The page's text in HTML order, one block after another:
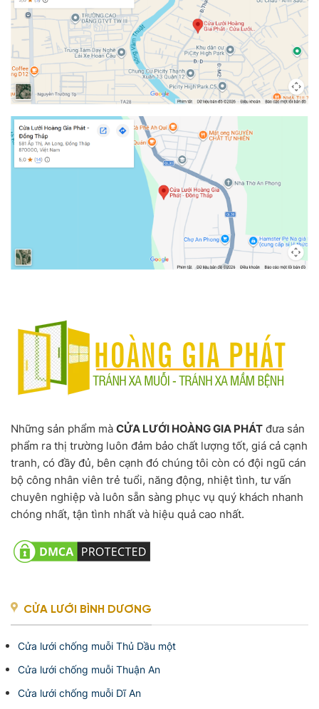
Những sản phẩm mà CỬA LƯỚI HOÀNG GIA PHÁT đưa sản
phẩm ra thị trường luôn đảm bảo chất lượng tốt, giá cả cạnh
tranh, có đầy đủ, bên cạnh đó chúng tôi còn có đội ngũ cán
bộ công nhân viên trẻ tuổi, năng động, nhiệt tình, tư vấn
chuyên nghiệp và luôn sẵn sàng phục vụ quý khách nhanh
chóng nhất, tận tình nhất và hiệu quả cao nhất.
CỬA LƯỚI BÌNH DƯƠNG
Cửa lưới chống muỗi Thủ Dầu một
Cửa lưới chống muỗi Thuận An
Cửa lưới chống muỗi Dĩ An